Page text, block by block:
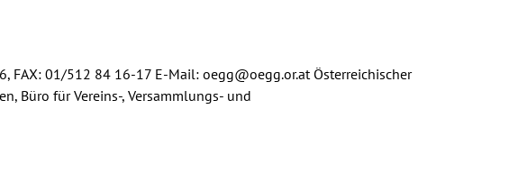
FAX: 01/512 84 16-17 E-Mail: oegg@oegg.or.at Österreichischer
Büro für Vereins-, Versammlungs- und